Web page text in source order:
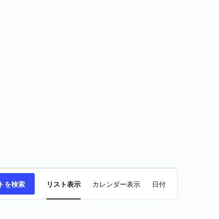
を検索
ベ
ン
リスト表示 カレンダー表示 日付